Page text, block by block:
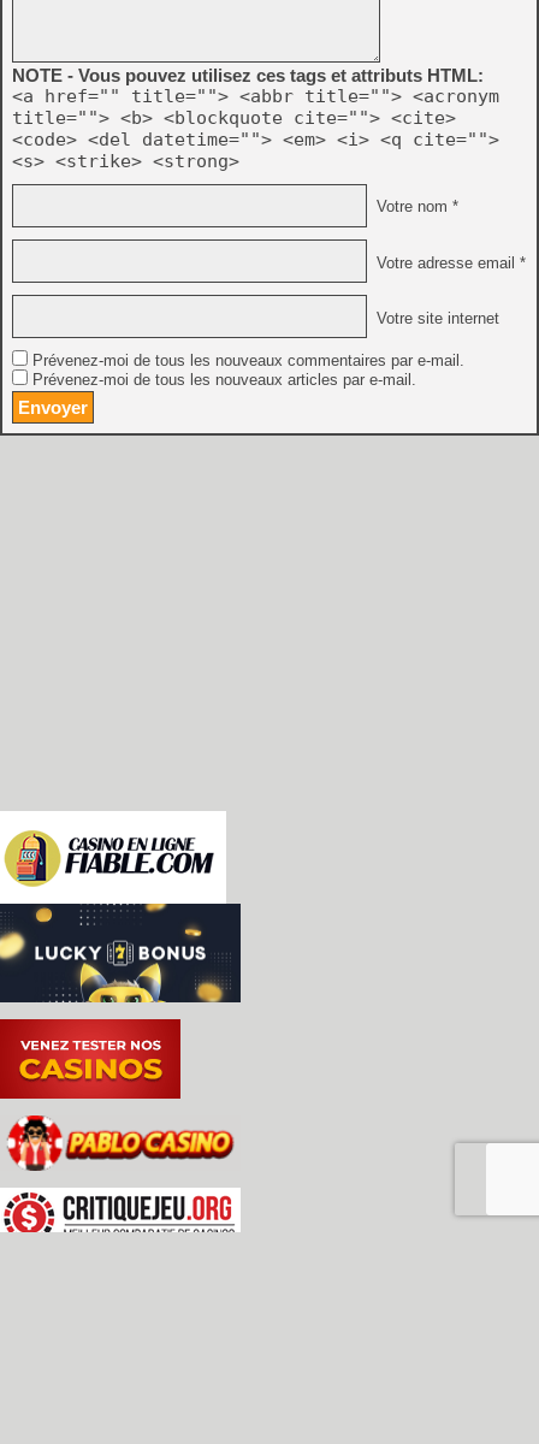
NOTE - Vous pouvez utilisez ces tags et attributs HTML:
<a href="" title=""> <abbr title=""> <acronym
title=""> <b> <blockquote cite=""> <cite>
<code> <del datetime=""> <em> <i> <q cite="">
<s> <strike> <strong>
Votre nom *
Votre adresse email *
Votre site internet
Prévenez-moi de tous les nouveaux commentaires par e-mail.
Prévenez-moi de tous les nouveaux articles par e-mail.